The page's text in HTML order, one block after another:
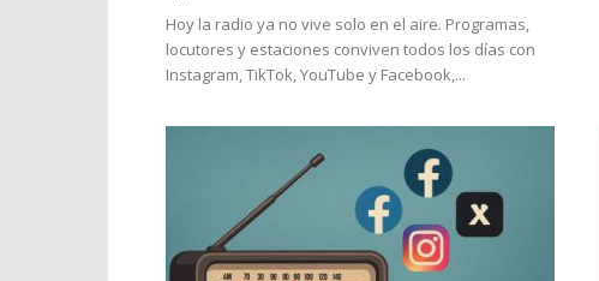
Hoy la radio ya no vive solo en el aire. Programas,
locutores y estaciones conviven todos los días con
Instagram, TikTok, YouTube y Facebook,...